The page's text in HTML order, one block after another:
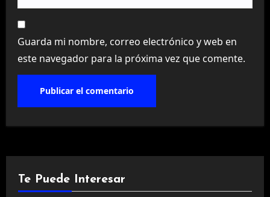
Guarda mi nombre, correo electrónico y web en
este navegador para la próxima vez que comente.
Te Puede Interesar